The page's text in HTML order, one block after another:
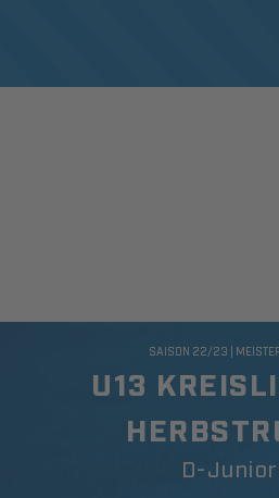
U13
D-
SAISON 22/23 |